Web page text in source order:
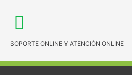
SOPORTE ONLINE Y ATENCIÓN ONLINE